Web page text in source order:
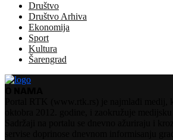
Društvo
Društvo Arhiva
Ekonomija
Sport
Kultura
Šarengrad